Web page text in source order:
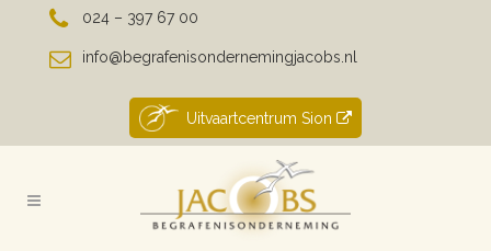
024 – 397 67 00
info@begrafenisondernemingjacobs.nl
Uitvaartcentrum Sion